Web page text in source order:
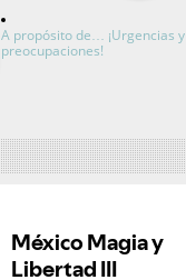
A propósito de… ¡Urgencias y
preocupaciones!